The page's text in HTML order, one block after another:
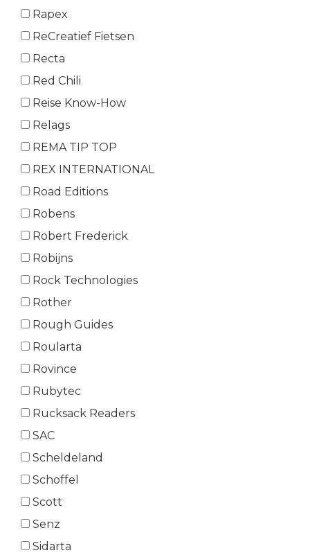
Rapex
ReCreatief Fietsen
Recta
Red Chili
Reise Know-How
Relags
REMA TIP TOP
REX INTERNATIONAL
Road Editions
Robens
Robert Frederick
Robijns
Rock Technologies
Rother
Rough Guides
Roularta
Rovince
Rubytec
Rucksack Readers
SAC
Scheldeland
Schoffel
Scott
Senz
Sidarta